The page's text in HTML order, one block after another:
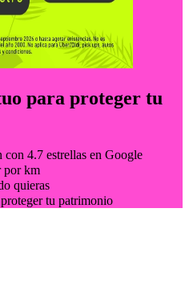
para proteger tu
4.7 estrellas en Google
por km
quieras
tu patrimonio